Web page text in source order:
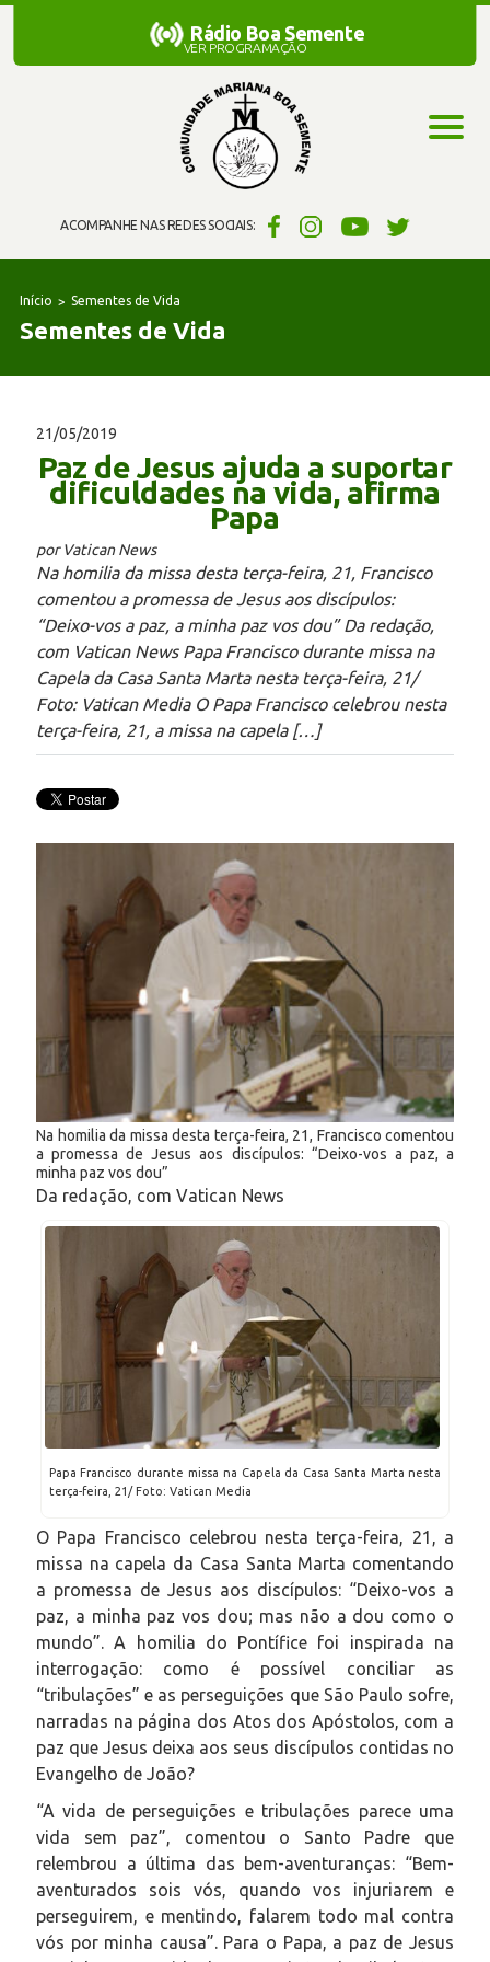
ACOMPANHE NAS REDES SOCIAIS:
Rádio Boa Semente
Rádio Boa Semente
VER PROGRAMAÇÃO
Início Sementes de Vida
Sementes de Vida
21/05/2019
Paz de Jesus ajuda a suportar
dificuldades na vida, afirma
Papa
por Vatican News
Na homilia da missa desta terça-feira, 21, Francisco
comentou a promessa de Jesus aos discípulos:
“Deixo-vos a paz, a minha paz vos dou” Da redação,
com Vatican News Papa Francisco durante missa na
Capela da Casa Santa Marta nesta terça-feira, 21/
Foto: Vatican Media O Papa Francisco celebrou nesta
terça-feira, 21, a missa na capela […]
Na homilia da missa desta terça-feira, 21, Francisco comentou
a promessa de Jesus aos discípulos: “Deixo-vos a paz, a
minha paz vos dou”
Da redação, com Vatican News
Papa Francisco durante missa na Capela da Casa Santa Marta nesta
terça-feira, 21/ Foto: Vatican Media
O Papa Francisco celebrou nesta terça-feira, 21, a
missa na capela da Casa Santa Marta comentando
a promessa de Jesus aos discípulos: “Deixo-vos a
paz, a minha paz vos dou; mas não a dou como o
mundo”. A homilia do Pontífice foi inspirada na
interrogação: como é possível conciliar as
“tribulações” e as perseguições que São Paulo sofre,
narradas na página dos Atos dos Apóstolos, com a
paz que Jesus deixa aos seus discípulos contidas no
Evangelho de João?
“A vida de perseguições e tribulações parece uma
vida sem paz”, comentou o Santo Padre que
relembrou a última das bem-aventuranças: “Bem-
aventurados sois vós, quando vos injuriarem e
perseguirem, e mentindo, falarem todo mal contra
vós por minha causa”. Para o Papa, a paz de Jesus